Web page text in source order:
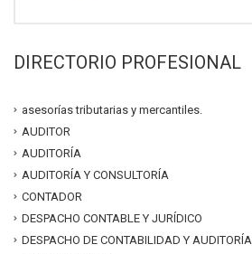
DIRECTORIO PROFESIONAL
asesorías tributarias y mercantiles.
AUDITOR
AUDITORÍA
AUDITORÍA Y CONSULTORÍA
CONTADOR
DESPACHO CONTABLE Y JURÍDICO
DESPACHO DE CONTABILIDAD Y AUDITORÍA